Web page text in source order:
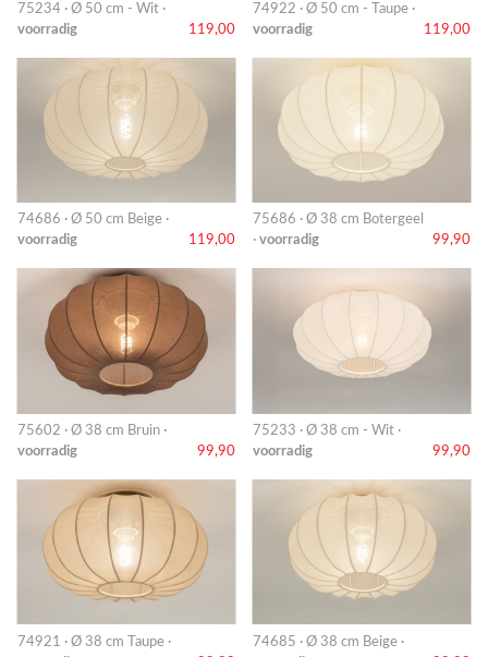
75234 · Ø 50 cm - Wit ·
voorradig
119,00
74922 · Ø 50 cm - Taupe ·
voorradig
119,00
74686 · Ø 50 cm Beige ·
voorradig
119,00
75686 · Ø 38 cm Botergeel
· voorradig 99,90
75602 · Ø 38 cm Bruin ·
voorradig
99,90
75233 · Ø 38 cm - Wit ·
voorradig
99,90
74921 · Ø 38 cm Taupe ·
74685 · Ø 38 cm Beige ·